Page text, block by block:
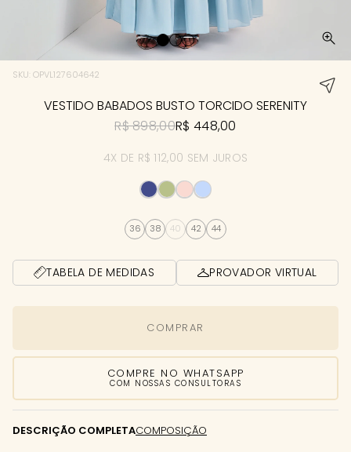
SKU: OPVL127604642
VESTIDO BABADOS BUSTO TORCIDO SERENITY
R$ 898,00R$ 448,00
4X DE R$ 112,00 SEM JUROS
36 38 40 42 44
TABELA DE MEDIDAS PROVADOR VIRTUAL
COMPRAR
COMPRE NO WHATSAPP
COM NOSSAS CONSULTORAS
DESCRIÇÃO COMPLETACOMPOSIÇÃO